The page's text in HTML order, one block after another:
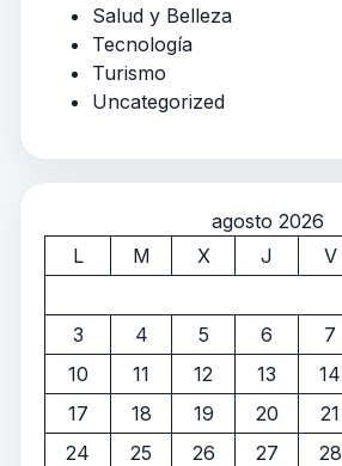
Salud y Belleza
Tecnología
Turismo
Uncategorized
agosto 2026
L
M X J V
3
4 5 6 7
10
11 12 13 14
17
18 19 20 21
24
25 26 27 28